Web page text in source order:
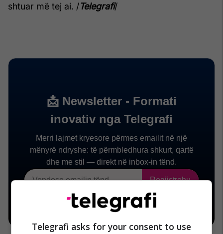
shtuar më tej ai. /Telegrafi/
Telegrafi asks for your consent to use